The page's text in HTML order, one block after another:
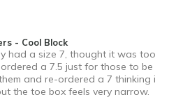
- Cool Block
had a size 7, thought it was too
a 7.5 just for those to be
and re-ordered a 7 thinking i
the toe box feels very narrow.